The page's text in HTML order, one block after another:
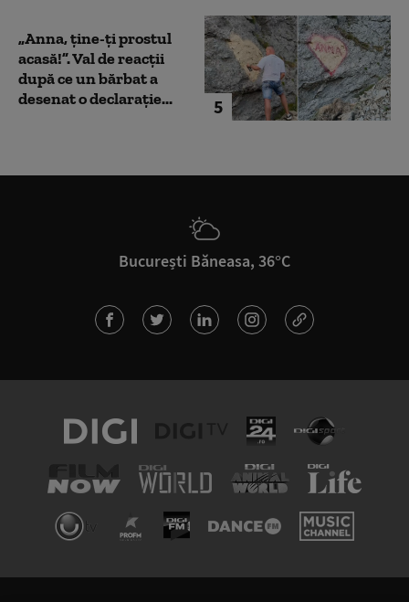
5
„Anna, ţine-ţi prostul
acasă!”. Val de reacții
după ce un bărbat a
desenat o declarație...
București Băneasa, 36°C